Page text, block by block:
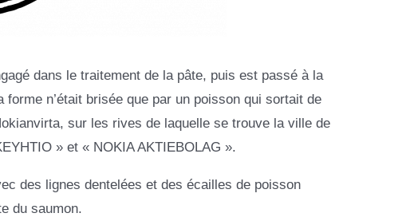
dans le traitement de la pâte, puis est passé à la
n’était brisée que par un poisson qui sortait de
sur les rives de laquelle se trouve la ville de
» et « NOKIA AKTIEBOLAG ».
des lignes dentelées et des écailles de poisson
du saumon.